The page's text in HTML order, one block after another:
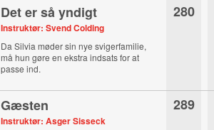
Det er så yndigt
Instruktør: Svend Colding
Da Silvia møder sin nye svigerfamilie,
må hun gøre en ekstra indsats for at
passe ind.
280
Gæsten
Instruktør: Asger Sisseck
289